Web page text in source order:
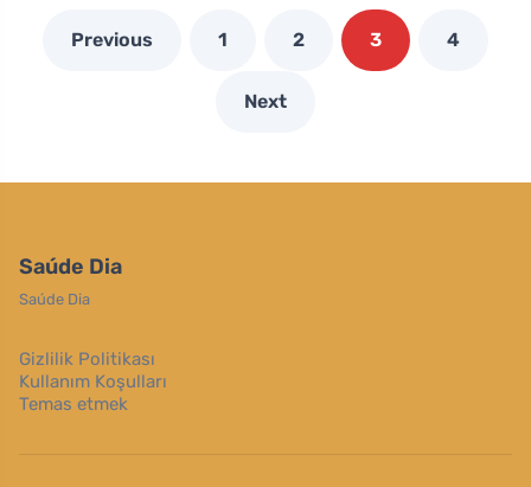
Previous 1 2 3 4
Next
Saúde Dia
Saúde Dia
Gizlilik Politikası
Kullanım Koşulları
Temas etmek